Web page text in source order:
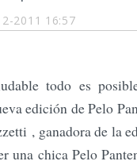
2011 16:57
todo es
edición de Pelo
, ganadora de la
una chica Pelo